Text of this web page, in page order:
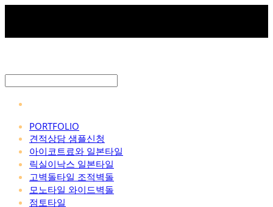
PORTFOLIO
견적상담 샘플신청
아이코트료와 일본타일
릭실이낙스 일본타일
고벽돌타일 조적벽돌
모노타일 와이드벽돌
점토타일